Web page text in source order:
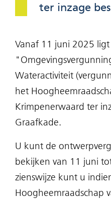
ter inzage
Vanaf 11 juni 2025
Wateractiviteit
het
Krimpenerwaard ter
Graafkade.
U kunt de
bekijken van 11 juni
zienswijze kunt u
Hoogheemraadschap